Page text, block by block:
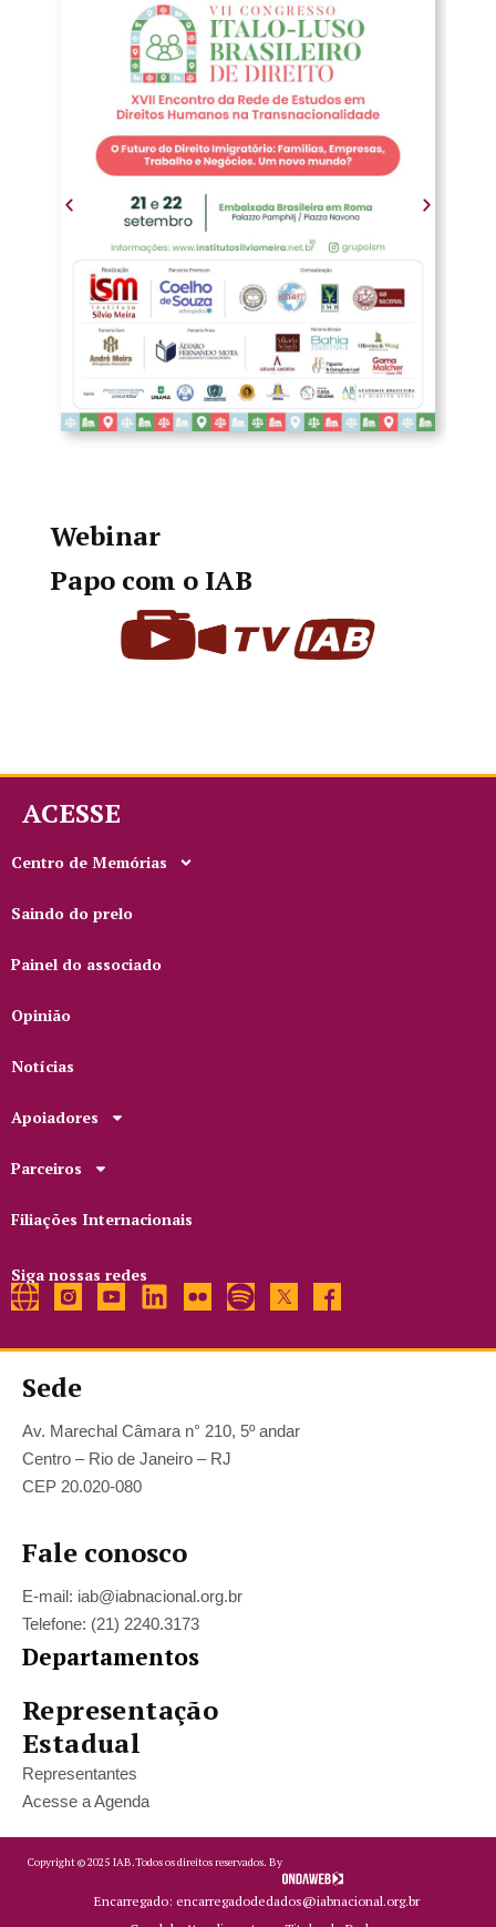
Webinar
Papo com o IAB
ACESSE
Centro de Memórias
Saindo do prelo
Painel do associado
Opinião
Notícias
Apoiadores
Parceiros
Filiações Internacionais
Siga nossas redes
Sede
Av. Marechal Câmara n° 210, 5º andar
Centro – Rio de Janeiro – RJ
CEP 20.020-080
Fale conosco
E-mail: iab@iabnacional.org.br
Telefone: (21) 2240.3173
Departamentos
Representação
Estadual
Representantes
Acesse a Agenda
Copyright ©2025 IAB.Todos os direitos reservados. By
Encarregado: encarregadodedados@iabnacional.org.br